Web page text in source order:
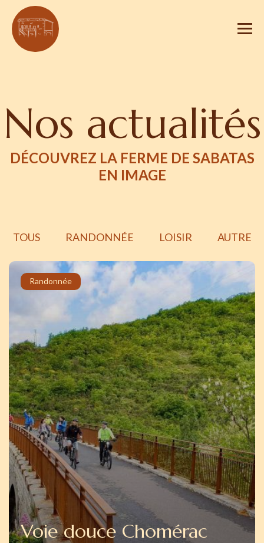
Nos actualités
DÉCOUVREZ LA FERME DE SABATAS
EN IMAGE
TOUS RANDONNÉE LOISIR AUTRE
Randonnée
Voie douce Chomérac